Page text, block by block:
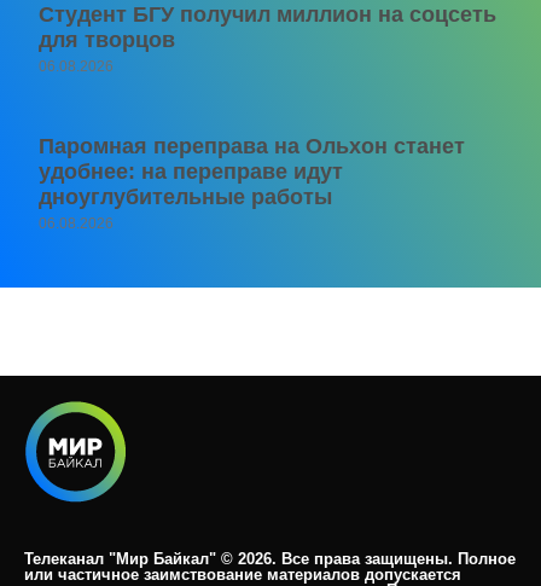
Студент БГУ получил миллион на соцсеть
для творцов
06.08.2026
Паромная переправа на Ольхон станет
удобнее: на переправе идут
дноуглубительные работы
06.08.2026
Телеканал "Мир Байкал" © 2026. Все права защищены. Полное
или частичное заимствование материалов допускается